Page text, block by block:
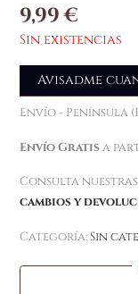
9,99€
Sin existencias
Avisadme
Envío - Península
Envío Gratis a
Consulta nuestras
cambios y
Categoría:Sin